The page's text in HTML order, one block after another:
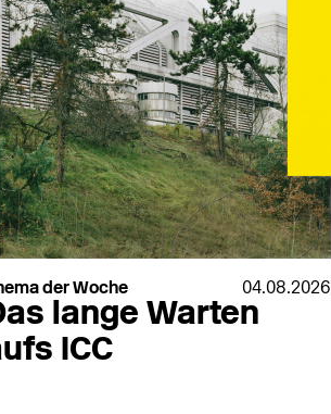
der Woche 04.08.2026
lange Warten
ICC